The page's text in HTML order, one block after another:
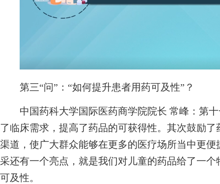
第三“问”：“如何提升患者用药可及性”？
中国药科大学国际医药商学院院长 常峰：第十
了临床需求，提高了药品的可获得性。其次鼓励
渠道，使广大群众能够在更多的医疗场所当中更
采还有一个亮点，就是我们对儿童的药品给了一
可及性。